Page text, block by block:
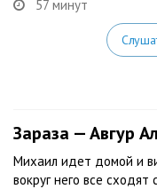
57 минут
Зараза — Авгур
Михаил идет домой и
вокруг него все сходят